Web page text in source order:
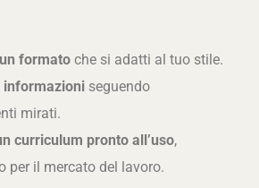
formato che si adatti al tuo stile.
informazioni seguendo
mirati.
curriculum pronto all’uso,
per il mercato del lavoro.